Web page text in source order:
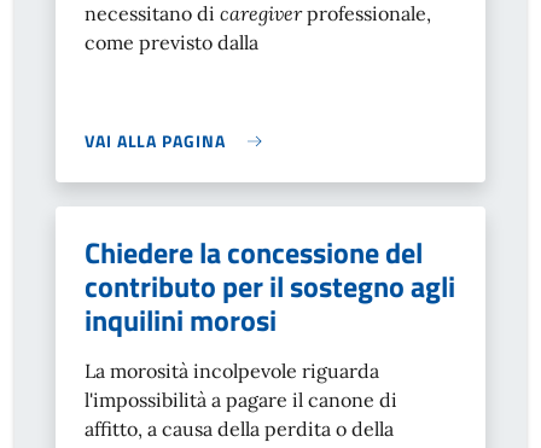
necessitano di caregiverprofessionale,
come previsto dalla
VAI ALLA PAGINA
Chiedere la concessione del
contributo per il sostegno agli
inquilini morosi
La morosità incolpevole riguarda
l'impossibilità a pagare il canone di
affitto, a causa della perdita o della